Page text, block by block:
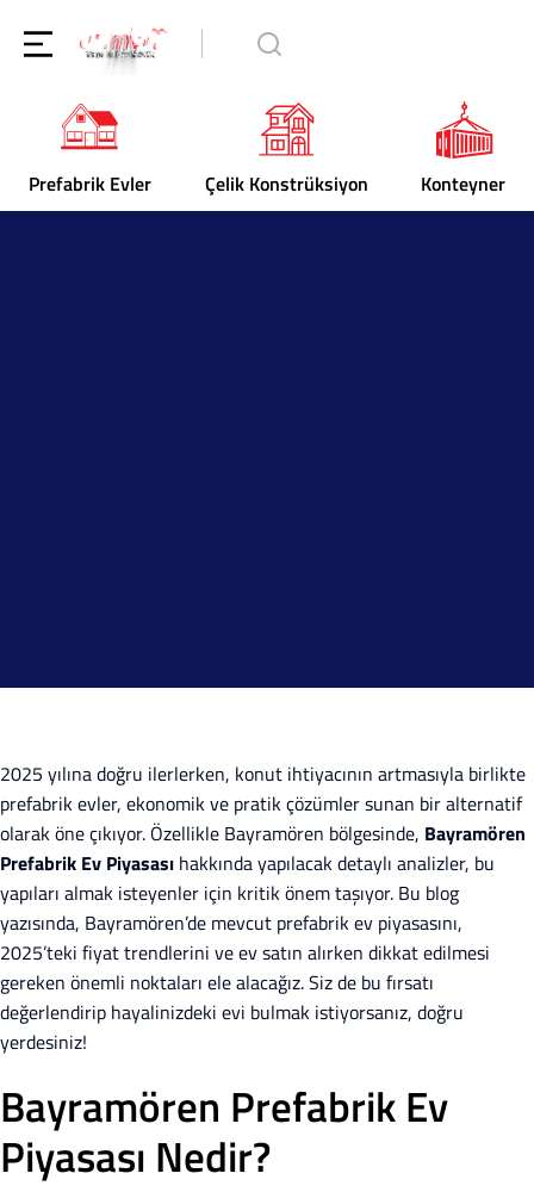
Prefabrik Evler Çelik Konstrüksiyon Konteyner
2025 yılına doğru ilerlerken, konut ihtiyacının artmasıyla birlikte
prefabrik evler, ekonomik ve pratik çözümler sunan bir alternatif
olarak öne çıkıyor. Özellikle Bayramören bölgesinde, Bayramören
Prefabrik Ev Piyasası hakkında yapılacak detaylı analizler, bu
yapıları almak isteyenler için kritik önem taşıyor. Bu blog
yazısında, Bayramören’de mevcut prefabrik ev piyasasını,
2025’teki fiyat trendlerini ve ev satın alırken dikkat edilmesi
gereken önemli noktaları ele alacağız. Siz de bu fırsatı
değerlendirip hayalinizdeki evi bulmak istiyorsanız, doğru
yerdesiniz!
Bayramören Prefabrik Ev
Piyasası Nedir?